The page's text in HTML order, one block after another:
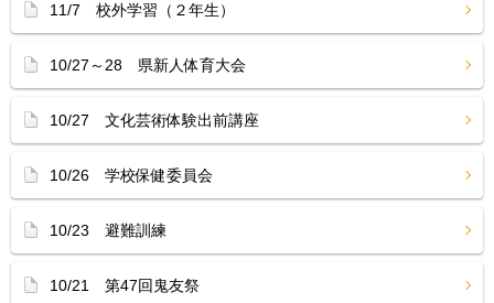
11/7 校外学習（２年生）
10/27～28 県新人体育大会
10/27 文化芸術体験出前講座
10/26 学校保健委員会
10/23 避難訓練
10/21 第47回鬼友祭